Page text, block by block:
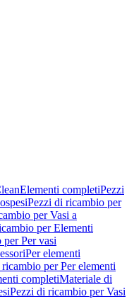
Elementi completiPezzi
Pezzi di ricambio per
per Vasi a
per Elementi
Per vasi
Per elementi
per Per elementi
completiMateriale di
Pezzi di ricambio per Vasi